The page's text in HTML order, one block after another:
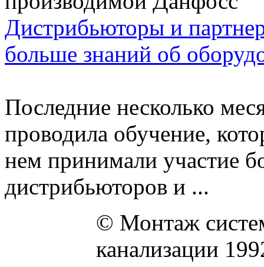
Дистрибьюторы и
больше знаний об
Последние несколько
проводила обучение,
нем принимали участие
дистрибьюторов и ...
© Монтаж
канализации